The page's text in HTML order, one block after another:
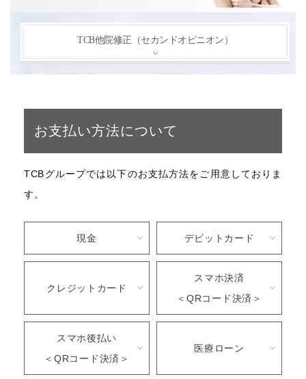
TCB他院修正（セカンドオピニオン）
お支払い方法について
TCBグループでは以下のお支払方法をご用意しておりま
す。
現金 デビットカード
クレジットカード
スマホ決済
＜QRコード決済＞
スマホ後払い
＜QRコード決済＞
医療ローン